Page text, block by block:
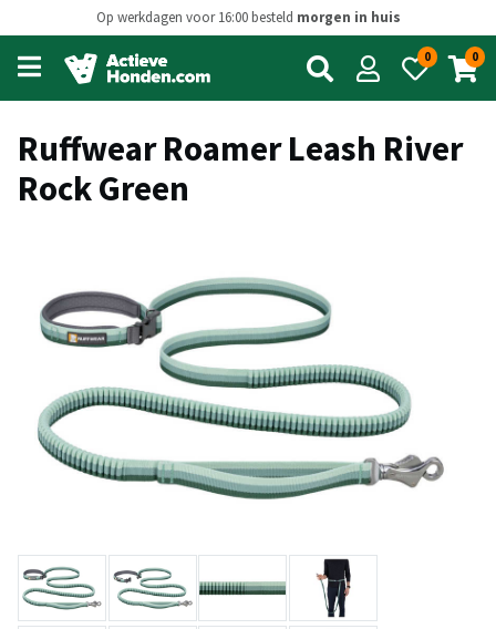
Op werkdagen voor 16:00 besteld morgen in huis
Open
main
menu
0 0
Ruffwear Roamer Leash River
Rock Green